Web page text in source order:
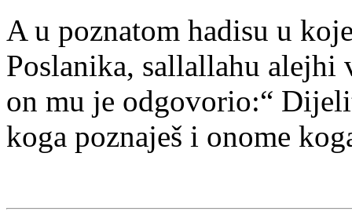
A u poznatom hadisu u
Poslanika, sallallahu
on mu je odgovorio:“
koga poznaješ i onome